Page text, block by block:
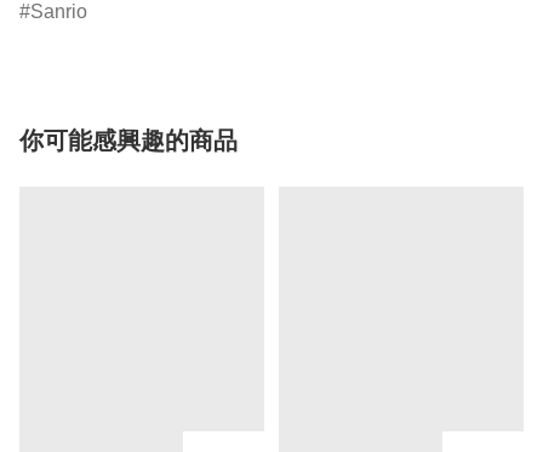
Sanrio
你可能感興趣的商品